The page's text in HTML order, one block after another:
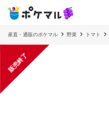
産直・通販のポケマル 野菜 トマト
販売終了